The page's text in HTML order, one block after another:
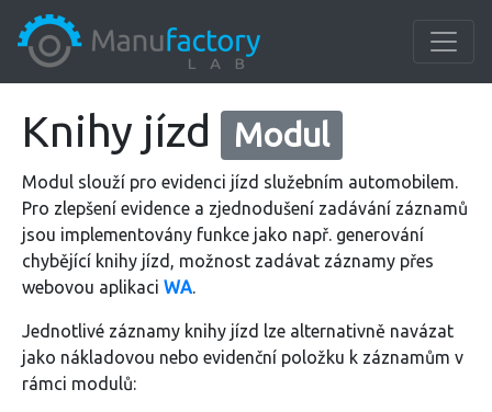
Knihy jízd Modul
Modul slouží pro evidenci jízd služebním automobilem.
Pro zlepšení evidence a zjednodušení zadávání záznamů
jsou implementovány funkce jako např. generování
chybějící knihy jízd, možnost zadávat záznamy přes
webovou aplikaci WA
Jednotlivé záznamy knihy jízd lze alternativně navázat
jako nákladovou nebo evidenční položku k záznamům v
rámci modulů: